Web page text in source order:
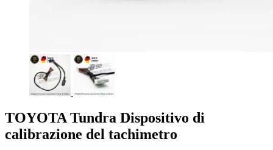
TOYOTA Tundra Dispositivo di
calibrazione del tachimetro